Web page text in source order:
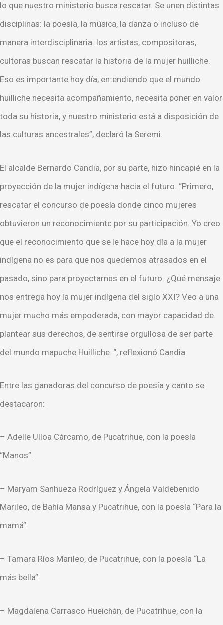
lo que nuestro ministerio busca rescatar. Se unen distintas
disciplinas: la poesía, la música, la danza o incluso de
manera interdisciplinaria: los artistas, compositoras,
cultoras buscan rescatar la historia de la mujer huilliche.
Eso es importante hoy día, entendiendo que el mundo
huilliche necesita acompañamiento, necesita poner en valor
toda su historia, y nuestro ministerio está a disposición de
las culturas ancestrales”, declaró la Seremi.
El alcalde Bernardo Candia, por su parte, hizo hincapié en la
proyección de la mujer indígena hacia el futuro. “Primero,
rescatar el concurso de poesía donde cinco mujeres
obtuvieron un reconocimiento por su participación. Yo creo
que el reconocimiento que se le hace hoy día a la mujer
indígena no es para que nos quedemos atrasados en el
pasado, sino para proyectarnos en el futuro. ¿Qué mensaje
nos entrega hoy la mujer indígena del siglo XXI? Veo a una
mujer mucho más empoderada, con mayor capacidad de
plantear sus derechos, de sentirse orgullosa de ser parte
del mundo mapuche Huilliche. “, reflexionó Candia.
Entre las ganadoras del concurso de poesía y canto se
destacaron:
– Adelle Ulloa Cárcamo, de Pucatrihue, con la poesía
“Manos”.
– Maryam Sanhueza Rodríguez y Ángela Valdebenido
Marileo, de Bahía Mansa y Pucatrihue, con la poesía “Para la
mamá”.
– Tamara Ríos Marileo, de Pucatrihue, con la poesía “La
más bella”.
– Magdalena Carrasco Hueichán, de Pucatrihue, con la